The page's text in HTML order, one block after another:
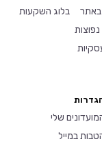
באתר
בלוג השקעות
שלי
במייל